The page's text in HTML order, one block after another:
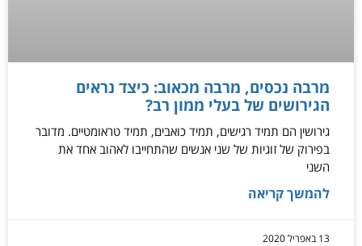
מרבה נכסים, מרבה מכאוב: כיצד נראים
הגירושים של בעלי ממון רב?
גירושין הם תמיד רגישים, תמיד כואבים, תמיד טראומטיים. מדובר
בפירוק של זוגיות של שני אנשים שהתחייבו לאהוב אחד את
השני
להמשך קריאה
13 באפריל 2020